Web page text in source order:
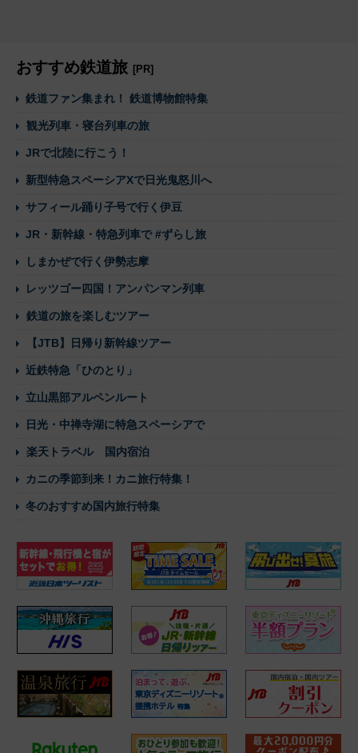
おすすめ鉄道旅 [PR]
鉄道ファン集まれ！ 鉄道博物館特集
観光列車・寝台列車の旅
JRで北陸に行こう！
新型特急スペーシアXで日光鬼怒川へ
サフィール踊り子号で行く伊豆
JR・新幹線・特急列車で #ずらし旅
しまかぜで行く伊勢志摩
レッツゴー四国！アンパンマン列車
鉄道の旅を楽しむツアー
【JTB】日帰り新幹線ツアー
近鉄特急「ひのとり」
立山黒部アルペンルート
日光・中禅寺湖に特急スペーシアで
楽天トラベル 国内宿泊
カニの季節到来！カニ旅行特集！
冬のおすすめ国内旅行特集